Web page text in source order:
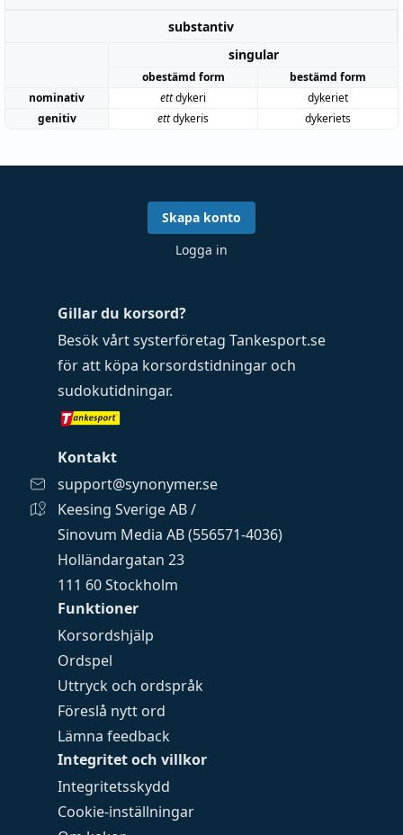
substantiv
singular
obestämd form
bestämd form
nominativ
ettdykeri
dykeriet
genitiv
ettdykeris dykeriets
Funktioner
Korsordshjälp
Ordspel
Uttryck och ordspråk
Föreslå nytt ord
Lämna feedback
Integritet och villkor
Integritetsskydd
Cookie-inställningar
Gillar du korsord?
Besök vårt systerföretag Tankesport.se
för att köpa korsordstidningar och
sudokutidningar.
Kontakt
support@synonymer.se
Keesing Sverige AB /
Sinovum Media AB (556571-4036)
Holländargatan 23
111 60 Stockholm
Skapa konto
Logga in